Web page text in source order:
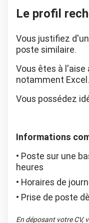
Le profil
Vous justifiez
poste similaire.
Vous êtes à
notamment Excel.
Vous possédez
Informations
Poste sur une
heures
Horaires de
Prise de poste
En déposant votre CV,